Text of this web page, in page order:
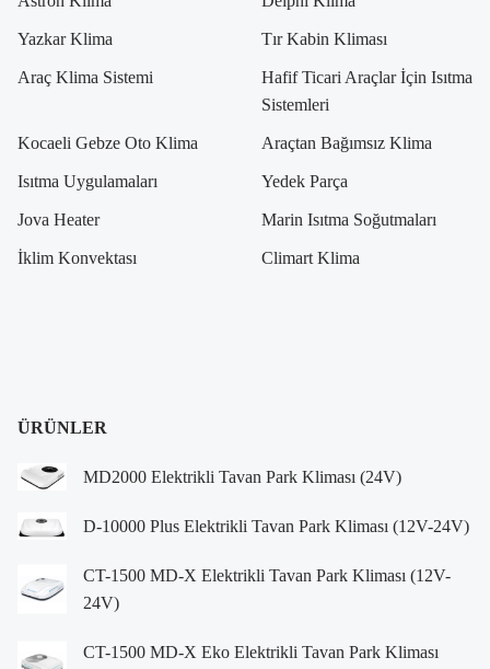
Yazkar Klima Tır Kabin Kliması
Araç Klima Sistemi
Hafif Ticari Araçlar İçin Isıtma
Sistemleri
Kocaeli Gebze Oto Klima Araçtan Bağımsız Klima
Isıtma Uygulamaları Yedek Parça
Jova Heater Marin Isıtma Soğutmaları
İklim Konvektası Climart Klima
ÜRÜNLER
MD2000 Elektrikli Tavan Park Kliması (24V)
D-10000 Plus Elektrikli Tavan Park Kliması (12V-24V)
CT-1500 MD-X Elektrikli Tavan Park Kliması (12V-
24V)
CT-1500 MD-X Eko Elektrikli Tavan Park Kliması